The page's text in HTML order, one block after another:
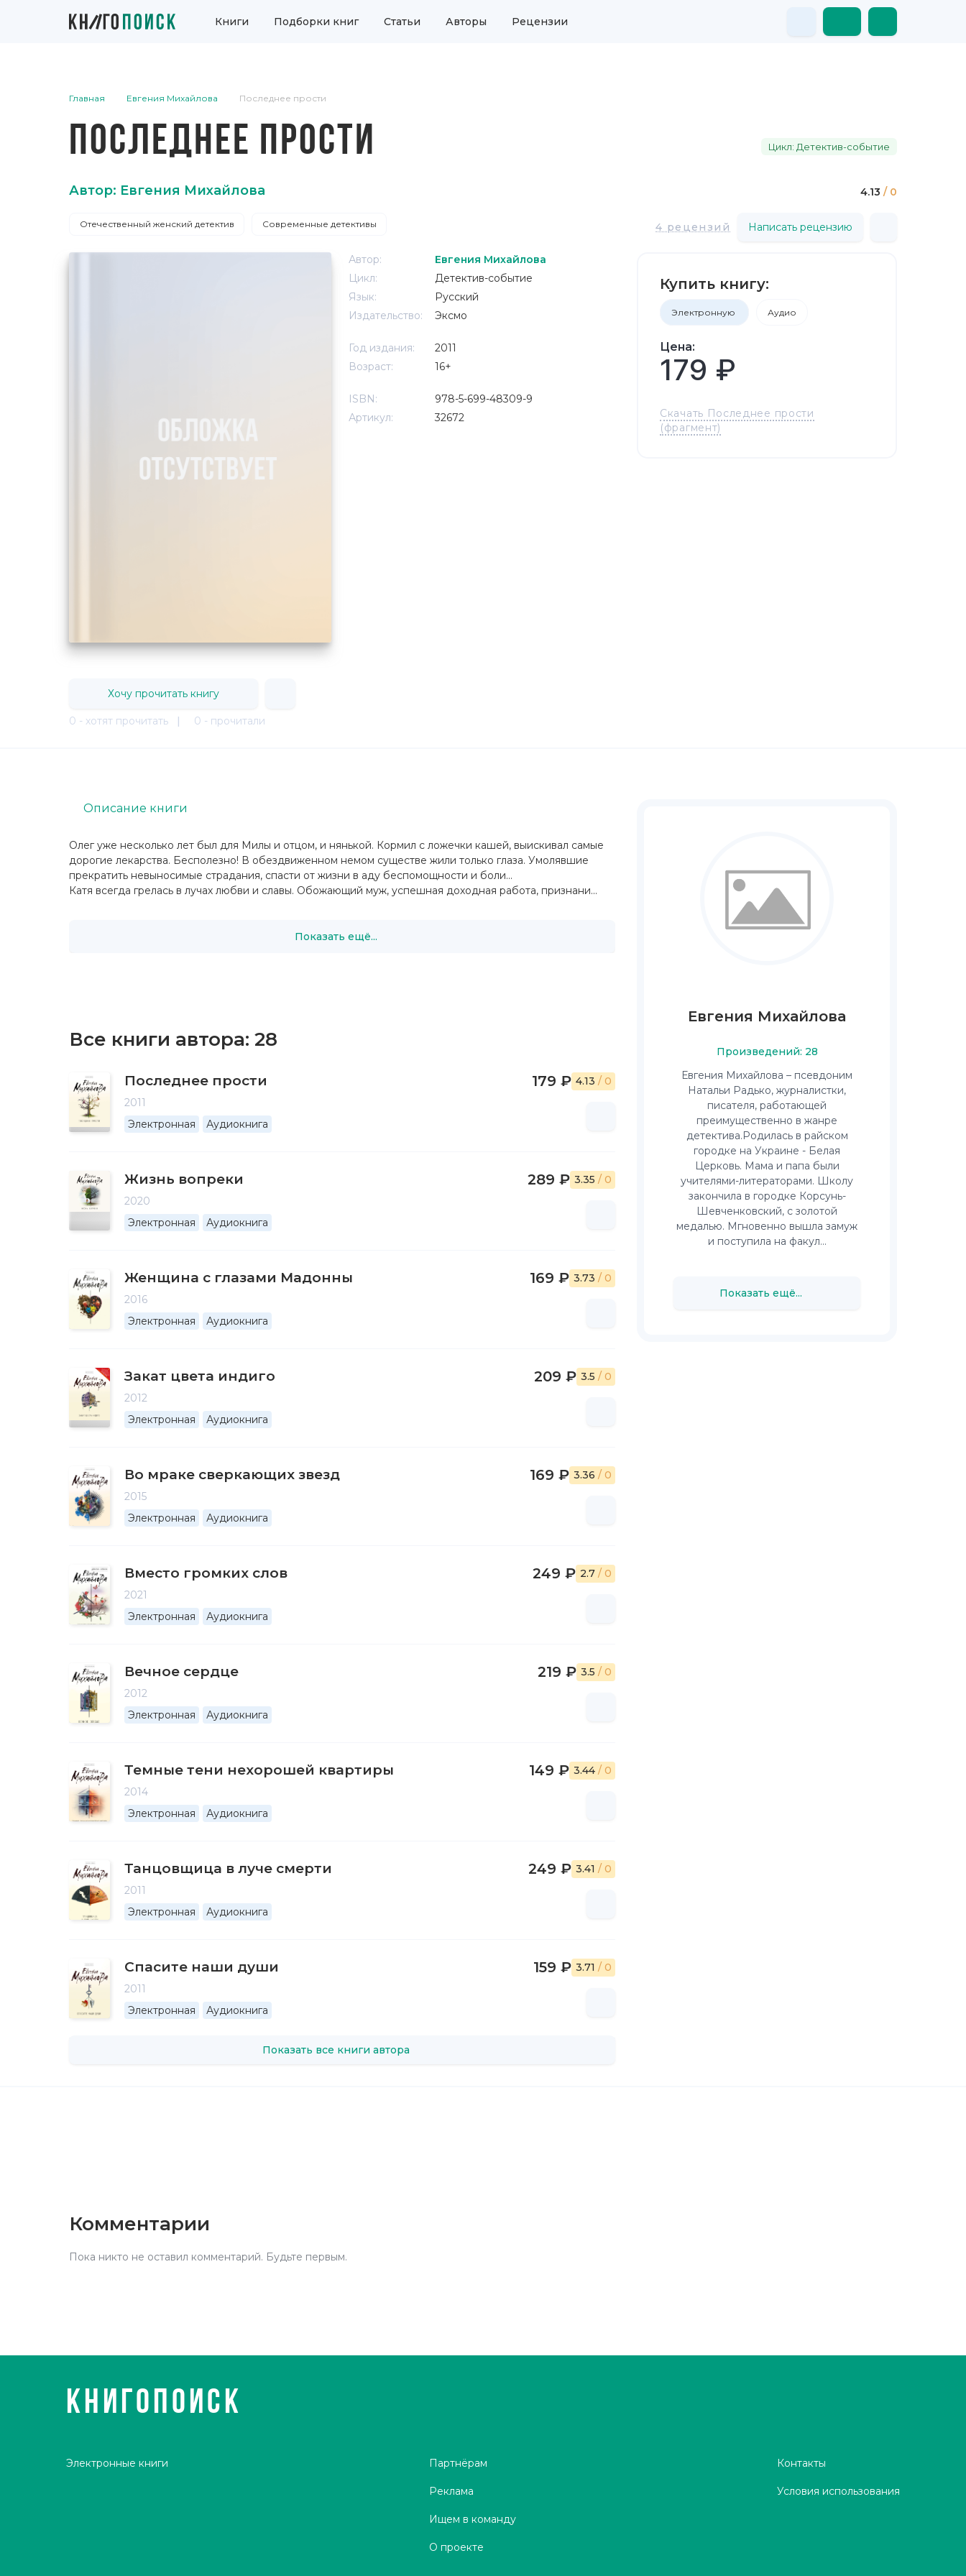
Книги Подборки книг Статьи Авторы Рецензии
Главная Евгения Михайлова Последнее прости
ПОСЛЕДНЕЕ ПРОСТИ Цикл: Детектив-событие
Автор: Евгения Михайлова 4.13 / 0
Отечественный женский детектив Современные детективы 4 рецензий Написать рецензию
Автор:
Евгения Михайлова
Цикл:
Детектив-событие
Язык:
Русский
Издательство:
Эксмо
Год издания:
2011
Возраст:
16+
ISBN:
978-5-699-48309-9
Артикул:
32672
Купить книгу:
Электронную Аудио
Цена:
179 ₽
Скачать Последнее прости
(фрагмент)
Хочу прочитать книгу
0 - хотят прочитать | 0 - прочитали
Олег уже несколько лет был для Милы и отцом, и нянькой. Кормил с ложечки кашей, выискивал самые
дорогие лекарства. Бесполезно! В обездвиженном немом существе жили только глаза. Умолявшие
прекратить невыносимые страдания, спасти от жизни в аду беспомощности и боли...
Катя всегда грелась в лучах любви и славы. Обожающий муж, успешная доходная работа, признани...
Показать ещё...
Описание книги
Все книги автора: 28
Последнее прости
2011
Электронная
Аудиокнига
179 ₽ 4.13 / 0
Жизнь вопреки
2020
Электронная
Аудиокнига
289 ₽ 3.35 / 0
Женщина с глазами Мадонны
2016
Электронная
Аудиокнига
169 ₽ 3.73 / 0
Закат цвета индиго
2012
Электронная
Аудиокнига
209 ₽ 3.5 / 0
Во мраке сверкающих звезд
2015
Электронная
Аудиокнига
169 ₽ 3.36 / 0
Вместо громких слов
2021
Электронная
Аудиокнига
249 ₽ 2.7 / 0
Вечное сердце
2012
Электронная
Аудиокнига
219 ₽ 3.5 / 0
Темные тени нехорошей квартиры
2014
Электронная
Аудиокнига
149 ₽ 3.44 / 0
Танцовщица в луче смерти
2011
Электронная
Аудиокнига
249 ₽ 3.41 / 0
Спасите наши души
2011
Электронная
Аудиокнига
159 ₽ 3.71 / 0
Показать все книги автора
Евгения Михайлова
Произведений: 28
Евгения Михайлова – псевдоним
Натальи Радько, журналистки,
писателя, работающей
преимущественно в жанре
детектива.Родилась в райском
городке на Украине - Белая
Церковь. Мама и папа были
учителями-литераторами. Школу
закончила в городке Корсунь-
Шевченковский, с золотой
медалью. Мгновенно вышла замуж
и поступила на факул...
Показать ещё...
Комментарии
Пока никто не оставил комментарий. Будьте первым.
КНИГОПОИСК
Электронные книги Партнёрам
Реклама
Ищем в команду
О проекте
Контакты
Условия использования